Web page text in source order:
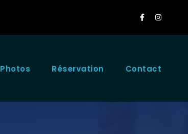
Photos Réservation Contact